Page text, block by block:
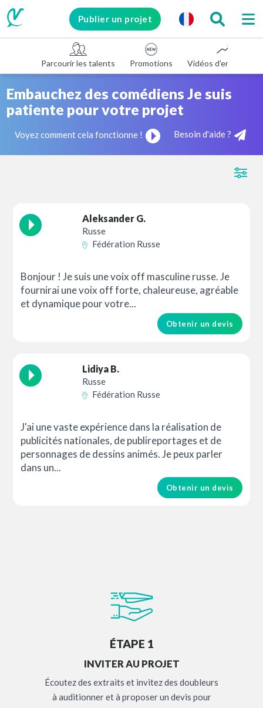
Publier un projet
Parcourir les talents Promotions Vidéos d'entreprise
Embauchez des comédiens Je suis
patiente pour votre projet
Voyez comment cela fonctionne ! Besoin d'aide ?
Aleksander G.
Russe
Fédération Russe
Bonjour ! Je suis une voix off masculine russe. Je
fournirai une voix off forte, chaleureuse, agréable
et dynamique pour votre...
Obtenir un devis
Lidiya B.
Russe
Fédération Russe
J'ai une vaste expérience dans la réalisation de
publicités nationales, de publireportages et de
personnages de dessins animés. Je peux parler
dans un...
Obtenir un devis
ÉTAPE 1
INVITER AU PROJET
Écoutez des extraits et invitez des doubleurs
à auditionner et à proposer un devis pour